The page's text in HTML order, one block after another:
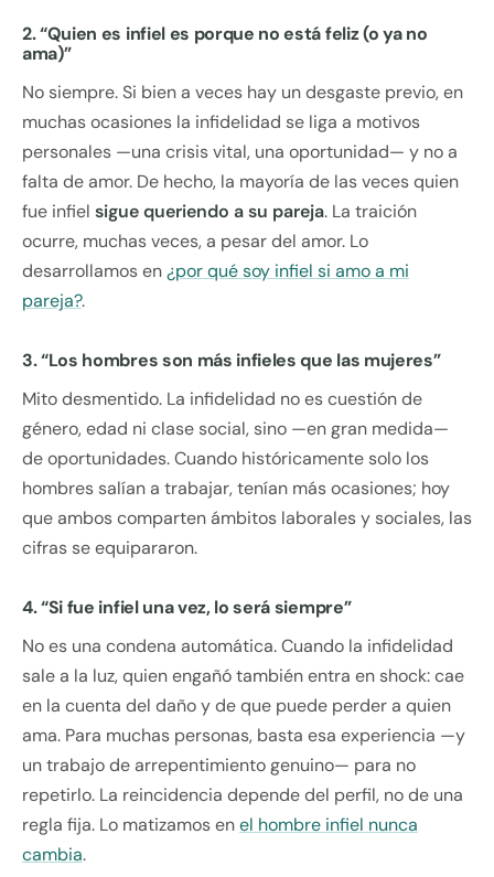
2. “Quien es infiel es porque no está feliz (o ya no
ama)”
No siempre. Si bien a veces hay un desgaste previo, en
muchas ocasiones la infidelidad se liga a motivos
personales —una crisis vital, una oportunidad— y no a
falta de amor. De hecho, la mayoría de las veces quien
fue infiel sigue queriendo a su pareja. La traición
ocurre, muchas veces, a pesar del amor. Lo
desarrollamos en¿por qué soy infiel si amo a mi
pareja?.
3. “Los hombres son más infieles que las mujeres”
Mito desmentido. La infidelidad no es cuestión de
género, edad ni clase social, sino —en gran medida—
de oportunidades. Cuando históricamente solo los
hombres salían a trabajar, tenían más ocasiones; hoy
que ambos comparten ámbitos laborales y sociales, las
cifras se equipararon.
4. “Si fue infiel una vez, lo será siempre”
No es una condena automática. Cuando la infidelidad
sale a la luz, quien engañó también entra en shock: cae
en la cuenta del daño y de que puede perder a quien
ama. Para muchas personas, basta esa experiencia —y
un trabajo de arrepentimiento genuino— para no
repetirlo. La reincidencia depende del perfil, no de una
regla fija. Lo matizamos enel hombre infiel nunca
cambia.